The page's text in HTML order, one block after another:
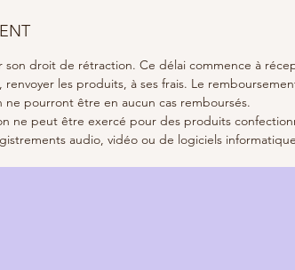
œufs de caille
droit de rétraction. Ce délai commence à
les produits, à ses frais. Le
pourront être en aucun cas remboursés.
ne peut être exercé pour des produits
audio, vidéo ou de logiciels